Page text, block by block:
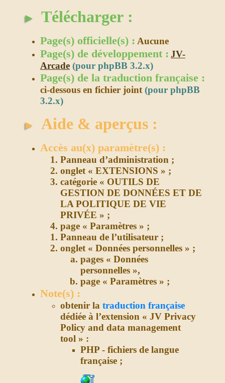
► Télécharger :
Page(s) officielle(s) : Aucune
Page(s) de développement : JV-
Arcade (pour phpBB 3.2.x)
Page(s) de la traduction française :
ci-dessous en fichier joint (pour phpBB
3.2.x)
► Aide & aperçus :
Accès au(x) paramètre(s) :
Panneau d’administration ;
onglet « EXTENSIONS » ;
catégorie « OUTILS DE
GESTION DE DONNÉES ET DE
LA POLITIQUE DE VIE
PRIVÉE » ;
page « Paramètres » ;
Panneau de l’utilisateur ;
onglet « Données personnelles » ;
pages « Données
personnelles »,
page « Paramètres » ;
Note(s) :
obtenir la traduction française
dédiée à l’extension « JV Privacy
Policy and data management
tool » :
PHP - fichiers de langue
française ;